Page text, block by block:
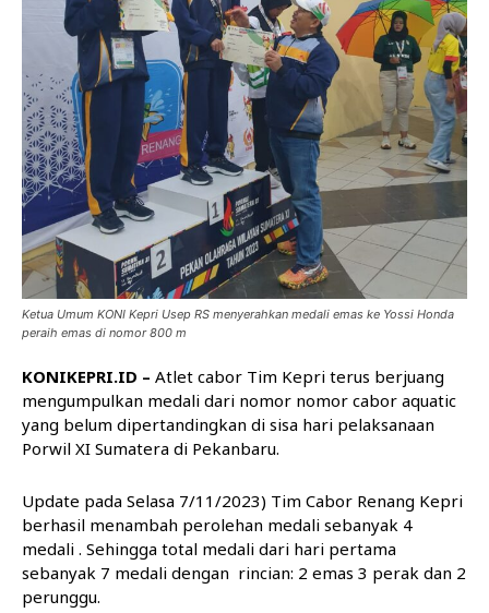
Ketua Umum KONI Kepri Usep RS menyerahkan medali emas ke Yossi Honda
peraih emas di nomor 800 m
KONIKEPRI.ID – Atlet cabor Tim Kepri terus berjuang
mengumpulkan medali dari nomor nomor cabor aquatic
yang belum dipertandingkan di sisa hari pelaksanaan
Porwil XI Sumatera di Pekanbaru.
Update pada Selasa 7/11/2023) Tim Cabor Renang Kepri
berhasil menambah perolehan medali sebanyak 4
medali . Sehingga total medali dari hari pertama
sebanyak 7 medali dengan rincian: 2 emas 3 perak dan 2
perunggu.